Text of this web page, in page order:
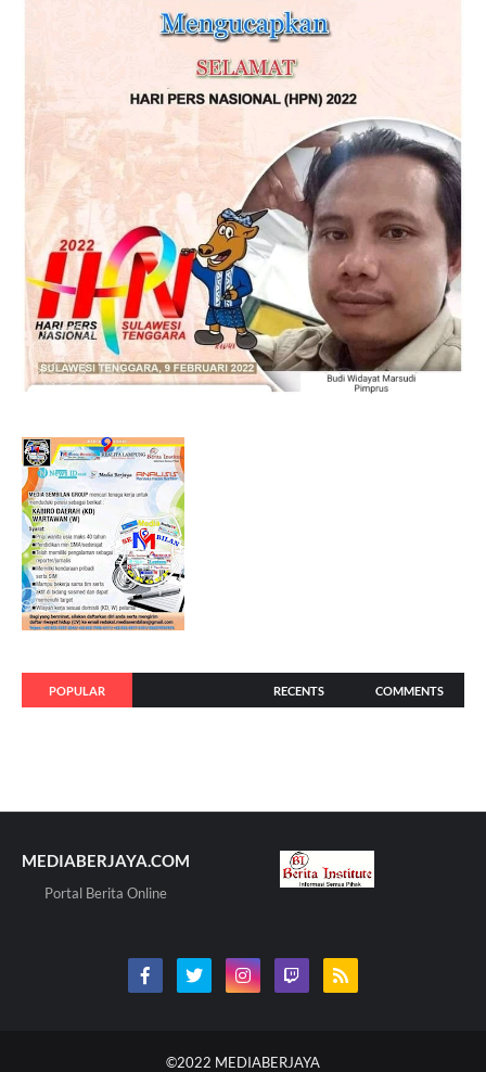
POPULAR RECENTS COMMENTS
MEDIABERJAYA.COM
Portal Berita Online
©2022 MEDIABERJAYA